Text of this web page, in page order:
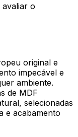
avaliar o
original e
impecável e
ambiente.
de MDF
selecionadas
e acabamento